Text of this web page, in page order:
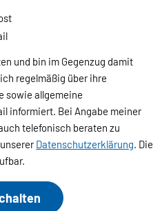
und bin im Gegenzug damit
regelmäßig über ihre
sowie allgemeine
informiert. Bei Angabe meiner
telefonisch beraten zu
Datenschutzerklärung. Die